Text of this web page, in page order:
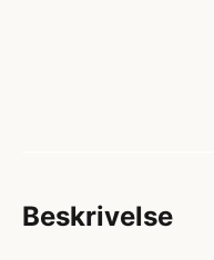
Beskrivelse